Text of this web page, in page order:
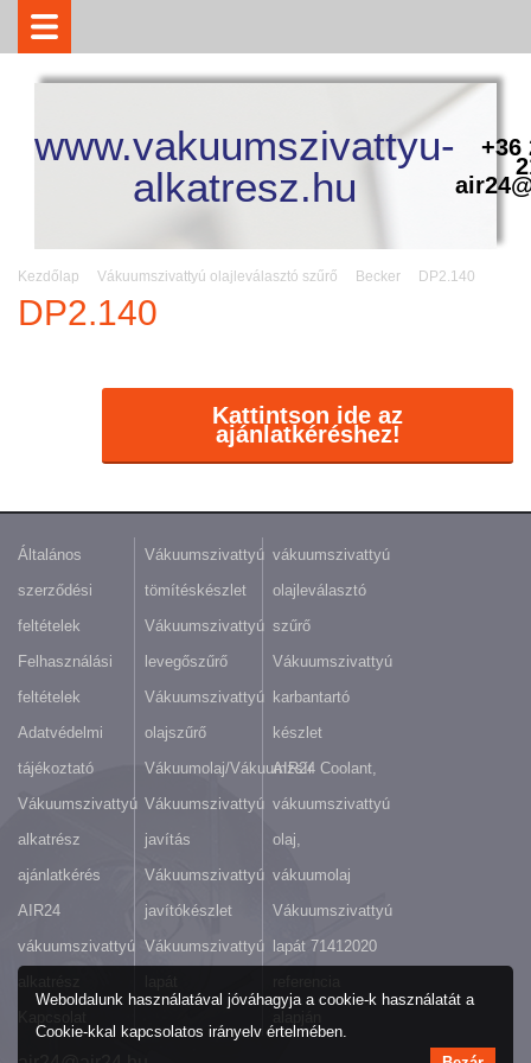
www.vakuumszivattyu-
alkatresz.hu
+36
Kezdőlap Vákuumszivattyú olajleválasztó szűrő Becker DP2.140
DP2.140
Kattintson ide az
ajánlatkéréshez!
Általános
szerződési
feltételek
Felhasználási
feltételek
Adatvédelmi
tájékoztató
Vákuumszivattyú
alkatrész
ajánlatkérés
AIR24
vákuumszivattyú
Vákuumszivattyú
tömítéskészlet
Vákuumszivattyú
levegőszűrő
Vákuumszivattyú
olajszűrő
Vákuumolaj/Vákuumzsír
Vákuumszivattyú
javítás
Vákuumszivattyú
javítókészlet
Vákuumszivattyú
vákuumszivattyú
olajleválasztó
szűrő
Vákuumszivattyú
karbantartó
készlet
AIR24 Coolant,
vákuumszivattyú
olaj,
vákuumolaj
Vákuumszivattyú
lapát 71412020
Weboldalunk használatával jóváhagyja a cookie-k használatát a
Cookie-kkal kapcsolatos irányelv értelmében.